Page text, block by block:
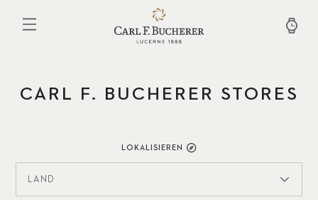
CARL F. BUCHERER STORES
LOKALISIEREN
LAND